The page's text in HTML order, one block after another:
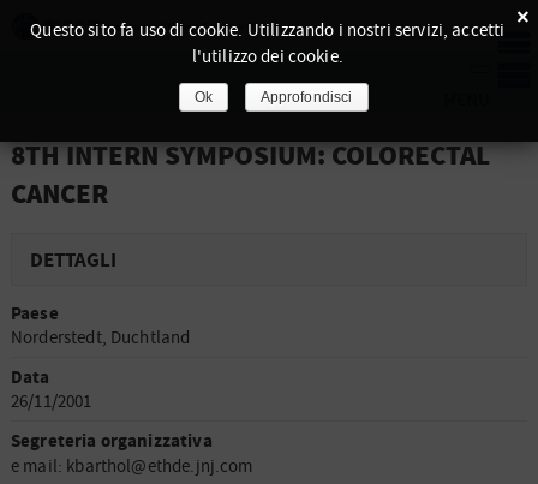
8TH INTERN SYMPOSIUM: COLORECTAL
CANCER
DETTAGLI
Paese
Norderstedt, Duchtland
Data
26/11/2001
Segreteria organizzativa
e mail: kbarthol@ethde.jnj.com
×
Questo sito fa uso di cookie. Utilizzando i nostri servizi, accetti
l'utilizzo dei cookie.
Ok Approfondisci